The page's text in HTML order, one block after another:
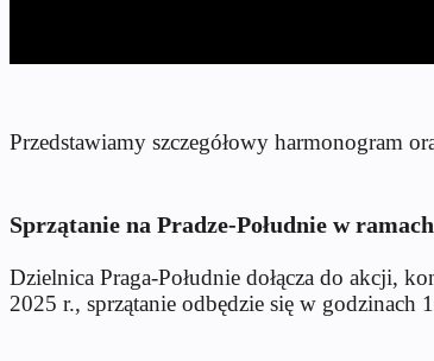
Przedstawiamy szczegółowy harmonogram
Sprzątanie na Pradze-Południe w
Dzielnica Praga-Południe dołącza do akcji,
2025 r., sprzątanie odbędzie się w